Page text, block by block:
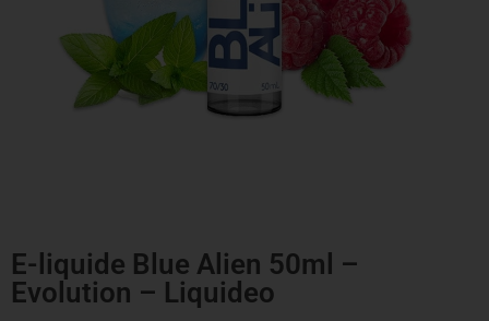
E-liquide Blue Alien 50ml –
Evolution – Liquideo